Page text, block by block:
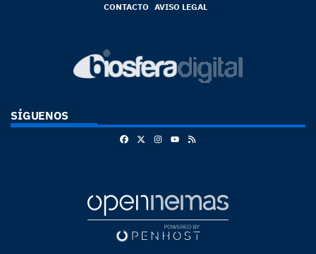
CONTACTO AVISO LEGAL
SÍGUENOS
FacebookInstagram